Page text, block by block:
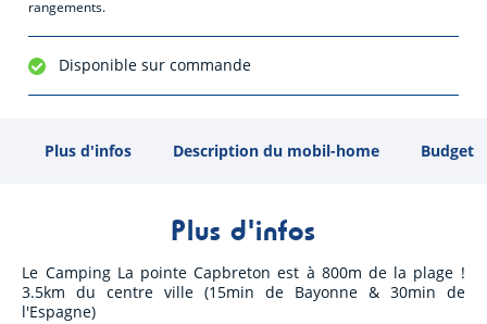
rangements.
Disponible sur commande
Plus d'infos Description du mobil-home Budget
Plus d'infos
Le Camping La pointe Capbreton est à 800m de la plage !
3.5km du centre ville (15min de Bayonne & 30min de
l'Espagne)